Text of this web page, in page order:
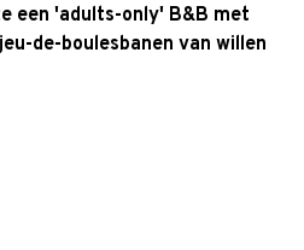
een 'adults-only' B&B met
de-boulesbanen van willen